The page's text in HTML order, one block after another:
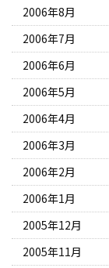
2006年8月
2006年7月
2006年6月
2006年5月
2006年4月
2006年3月
2006年2月
2006年1月
2005年12月
2005年11月